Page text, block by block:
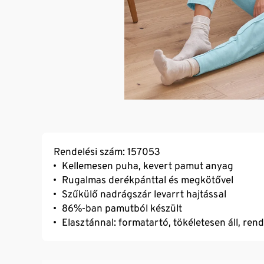
Rendelési szám: 157053
Kellemesen puha, kevert pamut anyag
Rugalmas derékpánttal és megkötővel
Szűkülő nadrágszár levarrt hajtással
86%-ban pamutból készült
Elasztánnal: formatartó, tökéletesen áll,